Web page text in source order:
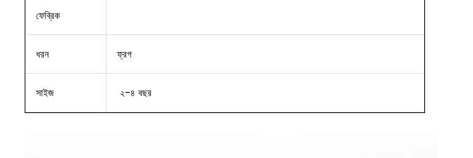
ফেব্রিক
ধরন ফ্রগ
সাইজ ২-৪ বছর